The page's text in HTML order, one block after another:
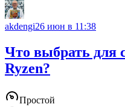
akdengi26 июн в 11:38
Что выбрать для
Ryzen?
Простой